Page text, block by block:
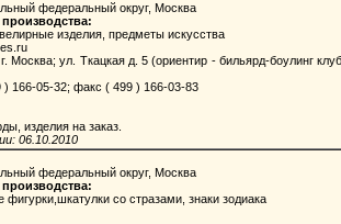
федеральный округ, Москва
изделия, предметы искусства
Москва; ул. Ткацкая д. 5 (ориентир - бильярд-боулинг
) 166-05-32; факс ( 499 ) 166-03-83
изделия на заказ.
06.10.2010
федеральный округ, Москва
со стразами, знаки зодиака